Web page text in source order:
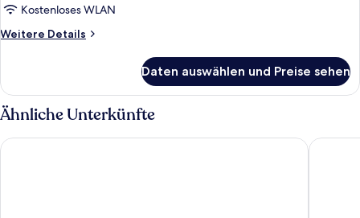
Kostenloses WLAN
Weitere Details
Weitere
Daten auswählen und Preise sehen
Ähnliche Unterkünfte
Hotel Carbona Thermal Spa Bonvital